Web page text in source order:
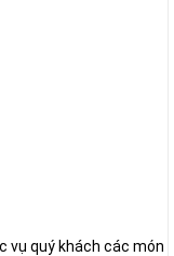
vụ quý khách các món